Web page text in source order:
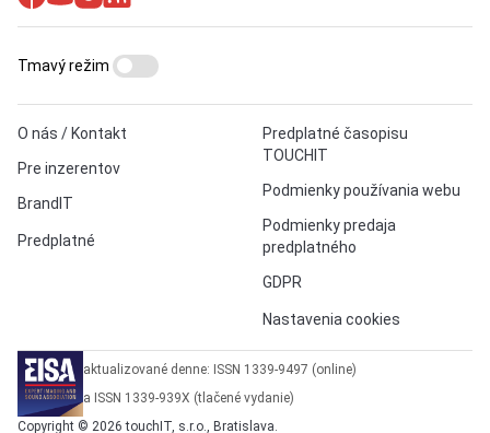
O nás / Kontakt
Pre inzerentov
BrandIT
Predplatné
Predplatné časopisu
TOUCHIT
Podmienky používania webu
Podmienky predaja
predplatného
GDPR
Nastavenia cookies
Tmavý režim
aktualizované denne: ISSN 1339-9497 (online)
a ISSN 1339-939X (tlačené vydanie)
Copyright © 2026 touchIT, s.r.o., Bratislava.